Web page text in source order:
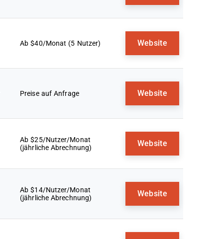
Ab $40/Monat (5 Nutzer) Website
Preise auf Anfrage Website
Ab $25/Nutzer/Monat
(jährliche Abrechnung)
Website
Ab $14/Nutzer/Monat
(jährliche Abrechnung)
Website